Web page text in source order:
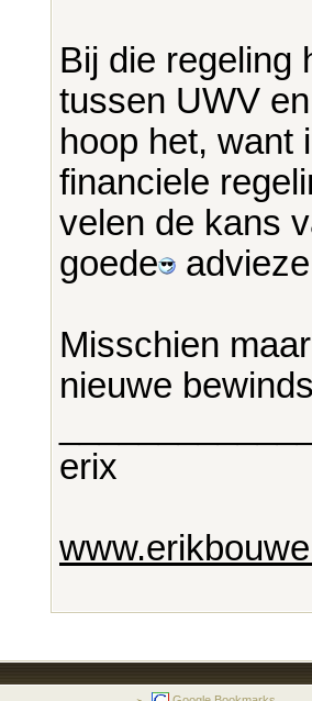
Bij die regeling
tussen UWV
hoop het, want
financiele
velen de kans
goede
Misschien
nieuwe
erix